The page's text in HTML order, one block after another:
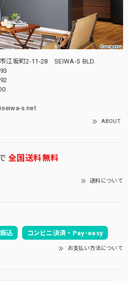
江坂町2-11-28 SEIWA-S BLD.
s.net
ABOUT
全国送料無料
送料について
込 コンビニ決済・Pay-easy
お支払い方法について